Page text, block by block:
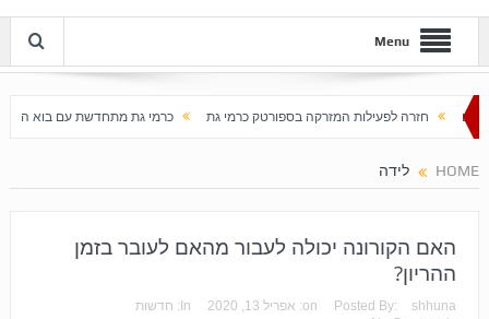
Menu
לפעילות המזרקה בספורטק כרמי גת כרמי גת מתחדשת עם בוא האביב עלייה חדה
HOME לידה
האם הקורונה יכולה לעבור מהאם לעובר בזמן
ההריון?
Posted By: shhuna
on: אפריל 13, 2020 In:
חדשות